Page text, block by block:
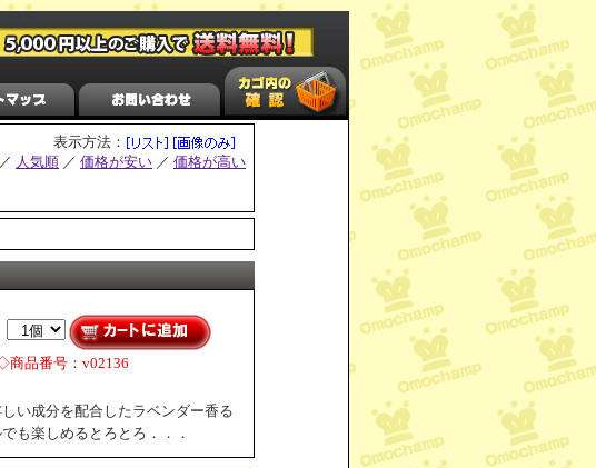
表示方法：
／ 人気順 ／ 価格が安い ／ 価格が高い
商品番号：v02136
い成分を配合したラベンダー香る
も楽しめるとろとろ．．．